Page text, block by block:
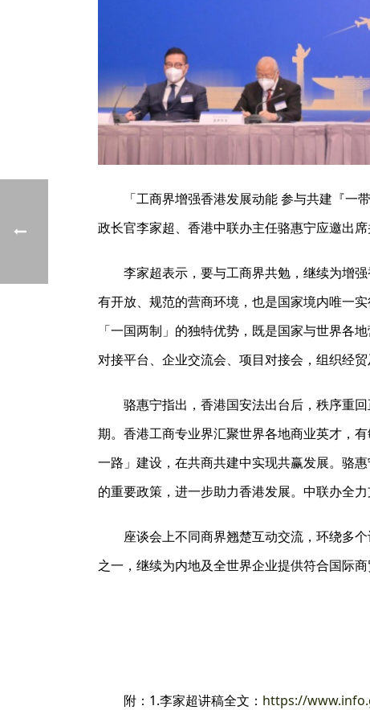
「工商界增强香港发展动能 参与共建『
政长官李家超、香港中联办主任骆惠宁应邀出
李家超表示，要与工商界共勉，继续为增
有开放、规范的营商环境，也是国家境内唯一
「一国两制」的独特优势，既是国家与世界各
对接平台、企业交流会、项目对接会，组织经
骆惠宁指出，香港国安法出台后，秩序重
期。香港工商专业界汇聚世界各地商业英才，
一路」建设，在共商共建中实现共赢发展。骆
的重要政策，进一步助力香港发展。中联办全
座谈会上不同商界翘楚互动交流，环绕多
之一，继续为内地及全世界企业提供符合国际商
附：1.李家超讲稿全文： https://